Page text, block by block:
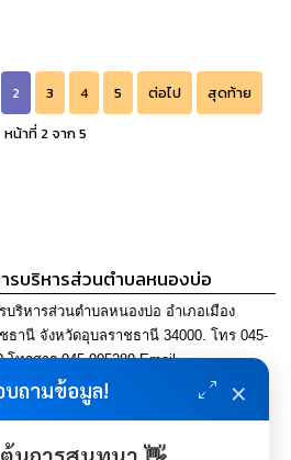
2 3 4 5 ต่อไป
สุดท้าย
หน้าที่ 2 จาก 5
บถามข้อมูล! ×
รบริหารส่วนตำบลหนองบ่อ
บริหารส่วนตำบลหนองบ่อ อำเภอเมือง
ธานี จังหวัดอุบลราชธานี 34000. โทร 045-
โทรสาร 045-905280 Email
bo.go.th
งพาตนเอง พอเพียง เป็นสุข